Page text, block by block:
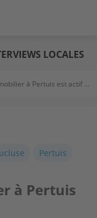
LOCALES
à Pertuis est actif et tendu »
Pertuis
à Pertuis